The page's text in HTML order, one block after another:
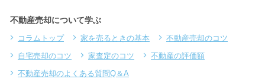
不動産売却について学ぶ
コラムトップ 家を売るときの基本
不動産売却のコツ
自宅売却のコツ
家査定のコツ
不動産の評価額
不動産売却のよくある質問Q＆A